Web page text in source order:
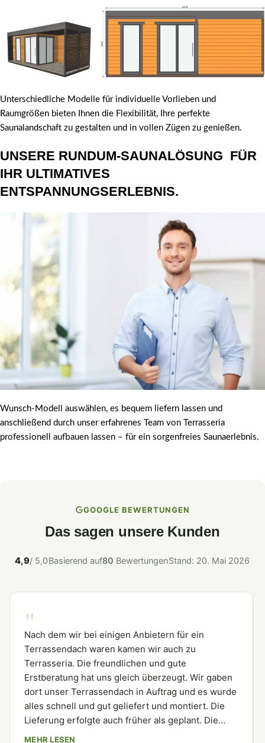
Unterschiedliche Modelle für individuelle Vorlieben und
Raumgrößen bieten Ihnen die Flexibilität, Ihre perfekte
Saunalandschaft zu gestalten und in vollen Zügen zu genießen.
UNSERE RUNDUM-SAUNALÖSUNG FÜR
IHR ULTIMATIVES
ENTSPANNUNGSERLEBNIS.
Wunsch-Modell auswählen, es bequem liefern lassen und
anschließend durch unser erfahrenes Team von Terrasseria
professionell aufbauen lassen – für ein sorgenfreies Saunaerlebnis.
GOOGLE BEWERTUNGEN
Das sagen unsere Kunden
4,9/ 5,0Basierend auf80 BewertungenStand: 20. Mai 2026
"
Nach dem wir bei einigen Anbietern für ein
Terrassendach waren kamen wir auch zu
Terrasseria. Die freundlichen und gute
Erstberatung hat uns gleich überzeugt. Wir gaben
dort unser Terrassendach in Auftrag und es wurde
alles schnell und gut geliefert und montiert. Die
Lieferung erfolgte auch früher als geplant. Die
Firma kann man weiterempfehlen.
MEHR LESEN